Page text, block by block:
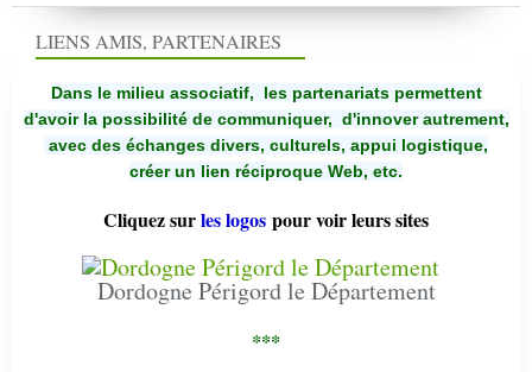
LIENS AMIS, PARTENAIRES
Dans le milieu associatif, les partenariats permettent
d'avoir la possibilité de communiquer, d'innover autrement,
avec des échanges divers, culturels, appui logistique,
créer un lien réciproque Web, etc.
Cliquez surles logos pour voir leurs sites
Dordogne Périgord le Département
***